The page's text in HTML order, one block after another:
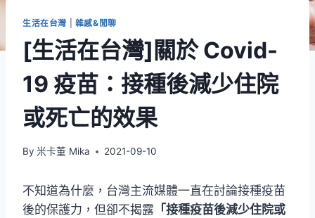
生活在台灣 雜感&閒聊
[生活在台灣]關於 Covid-
19 疫苗：接種後減少住院
或死亡的效果
By 米卡董 Mika 2021-09-10
不知道為什麼，台灣主流媒體一直在討論接種疫苗
後的保護力，但卻不揭露 「接種疫苗後減少住院或